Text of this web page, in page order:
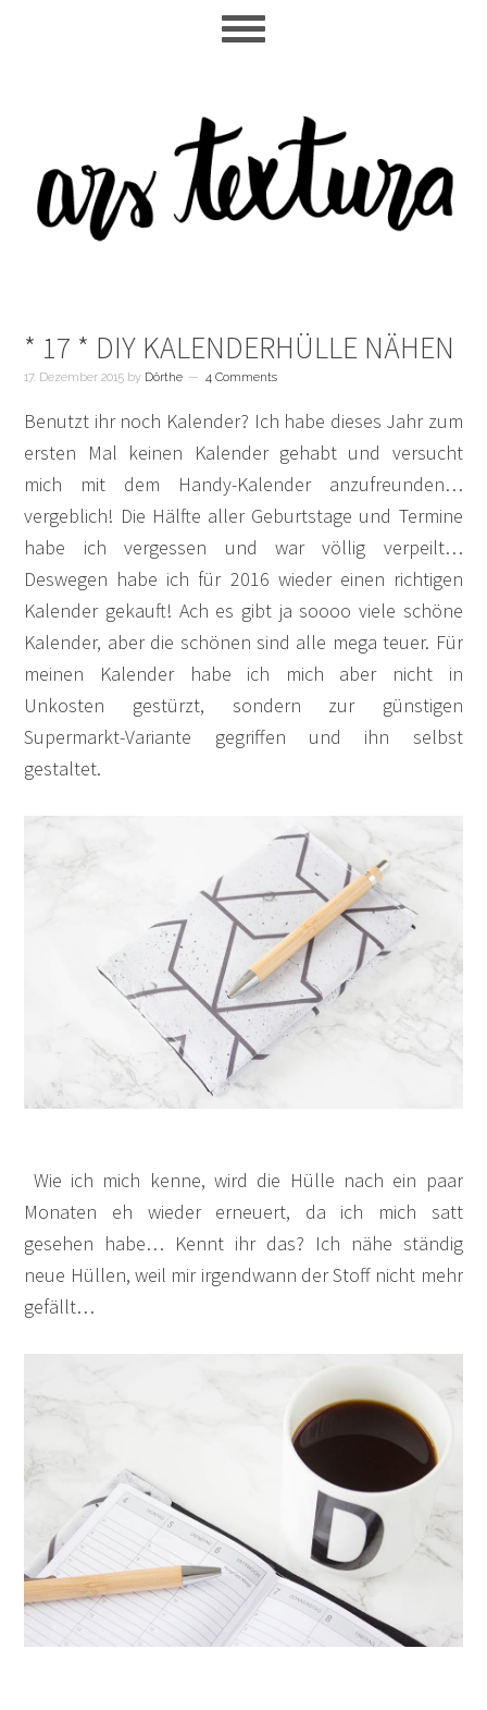
* 17 * DIY KALENDERHÜLLE NÄHEN
17. Dezember 2015 by Dörthe 4 Comments
Benutzt ihr noch Kalender? Ich habe dieses Jahr zum
ersten Mal keinen Kalender gehabt und versucht
mich mit dem Handy-Kalender anzufreunden…
vergeblich! Die Hälfte aller Geburtstage und Termine
habe ich vergessen und war völlig verpeilt…
Deswegen habe ich für 2016 wieder einen richtigen
Kalender gekauft! Ach es gibt ja soooo viele schöne
Kalender, aber die schönen sind alle mega teuer. Für
meinen Kalender habe ich mich aber nicht in
Unkosten gestürzt, sondern zur günstigen
Supermarkt-Variante gegriffen und ihn selbst
gestaltet.
Wie ich mich kenne, wird die Hülle nach ein paar
Monaten eh wieder erneuert, da ich mich satt
gesehen habe… Kennt ihr das? Ich nähe ständig
neue Hüllen, weil mir irgendwann der Stoff nicht mehr
gefällt…